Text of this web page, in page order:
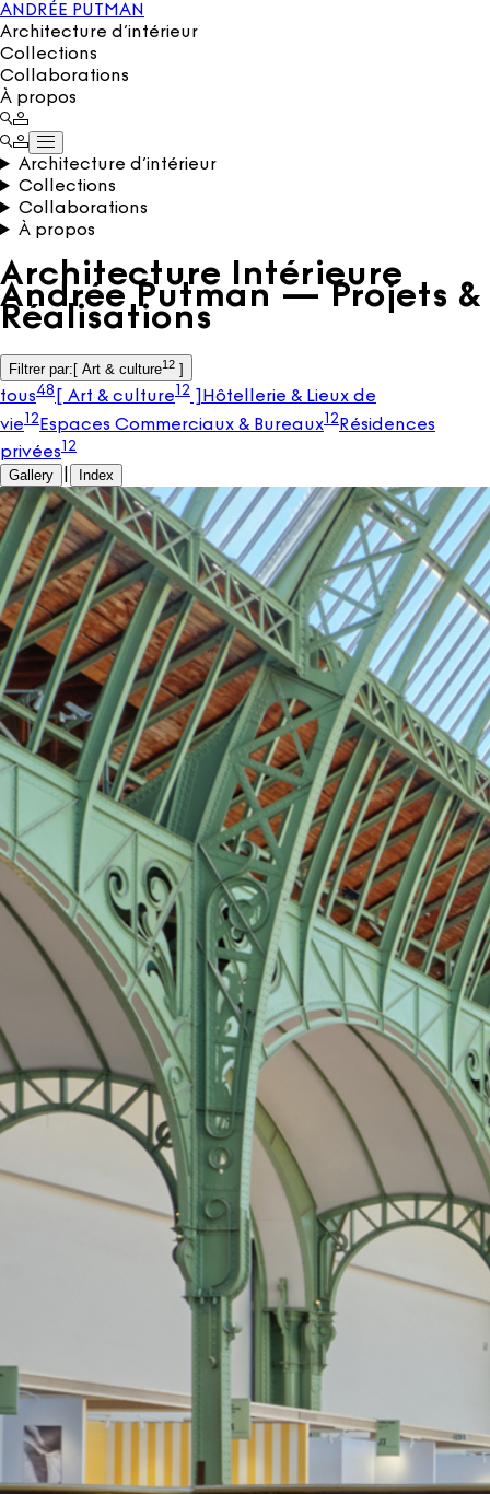
ANDRÉE PUTMAN
Architecture d’intérieur
Collections
Collaborations
À propos
Architecture d’intérieur
Collections
Collaborations
À propos
Architecture Intérieure
Andrée Putman — Projets &
Réalisations
Filtrer par: [ Art & culture12 ]
tous48 Art & culture12
Hôtellerie & Lieux de
vie12 Espaces Commerciaux & Bureaux12 Résidences
privées12
Gallery Index